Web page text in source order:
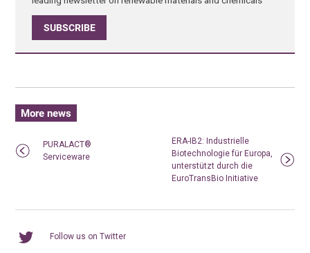
SUBSCRIBE
More news
PURALACT®
Serviceware
ERA-IB2: Industrielle
Biotechnologie für Europa,
unterstützt durch die
EuroTransBio Initiative
Follow us on Twitter